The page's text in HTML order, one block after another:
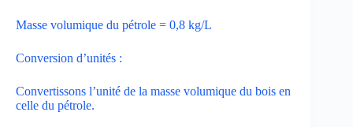
Masse volumique du pétrole = 0,8 kg/L
Conversion d’unités :
Convertissons l’unité de la masse volumique du bois en
celle du pétrole.